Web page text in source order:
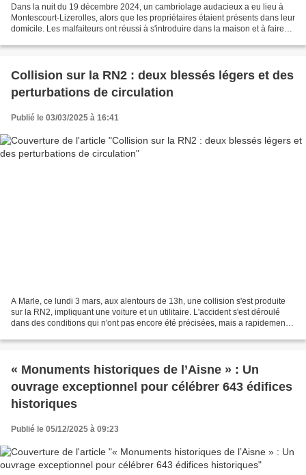
Dans la nuit du 19 décembre 2024, un cambriolage audacieux a eu lieu à
Montescourt-Lizerolles, alors que les propriétaires étaient présents dans leur
domicile. Les malfaiteurs ont réussi à s'introduire dans la maison et à faire
Collision sur la RN2 : deux blessés légers et des
perturbations de circulation
Publié le 03/03/2025 à 16:41
A Marle, ce lundi 3 mars, aux alentours de 13h, une collision s'est produite
sur la RN2, impliquant une voiture et un utilitaire. L'accident s'est déroulé
dans des conditions qui n'ont pas encore été précisées, mais a rapidement
« Monuments historiques de l’Aisne » : Un
ouvrage exceptionnel pour célébrer 643 édifices
historiques
Publié le 05/12/2025 à 09:23